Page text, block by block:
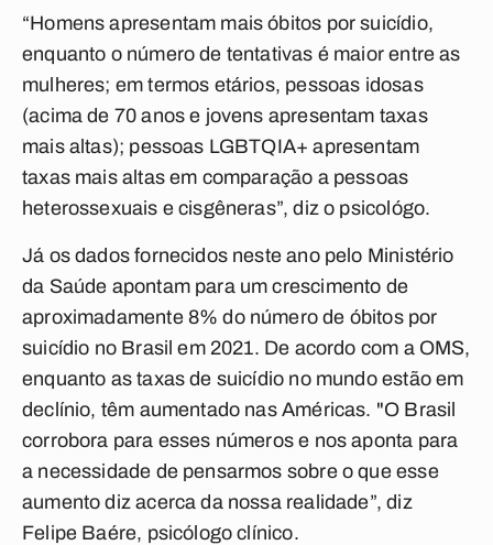
“Homens apresentam mais óbitos por suicídio,
enquanto o número de tentativas é maior entre as
mulheres; em termos etários, pessoas idosas
(acima de 70 anos e jovens apresentam taxas
mais altas); pessoas LGBTQIA+ apresentam
taxas mais altas em comparação a pessoas
heterossexuais e cisgêneras”, diz o psicológo.
Já os dados fornecidos neste ano pelo Ministério
da Saúde apontam para um crescimento de
aproximadamente 8% do número de óbitos por
suicídio no Brasil em 2021. De acordo com a OMS,
enquanto as taxas de suicídio no mundo estão em
declínio, têm aumentado nas Américas. "O Brasil
corrobora para esses números e nos aponta para
a necessidade de pensarmos sobre o que esse
aumento diz acerca da nossa realidade”, diz
Felipe Baére, psicólogo clínico.